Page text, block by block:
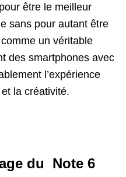
être le meilleur
sans pour autant être
un véritable
des smartphones avec
l’expérience
la créativité.
du Note 6